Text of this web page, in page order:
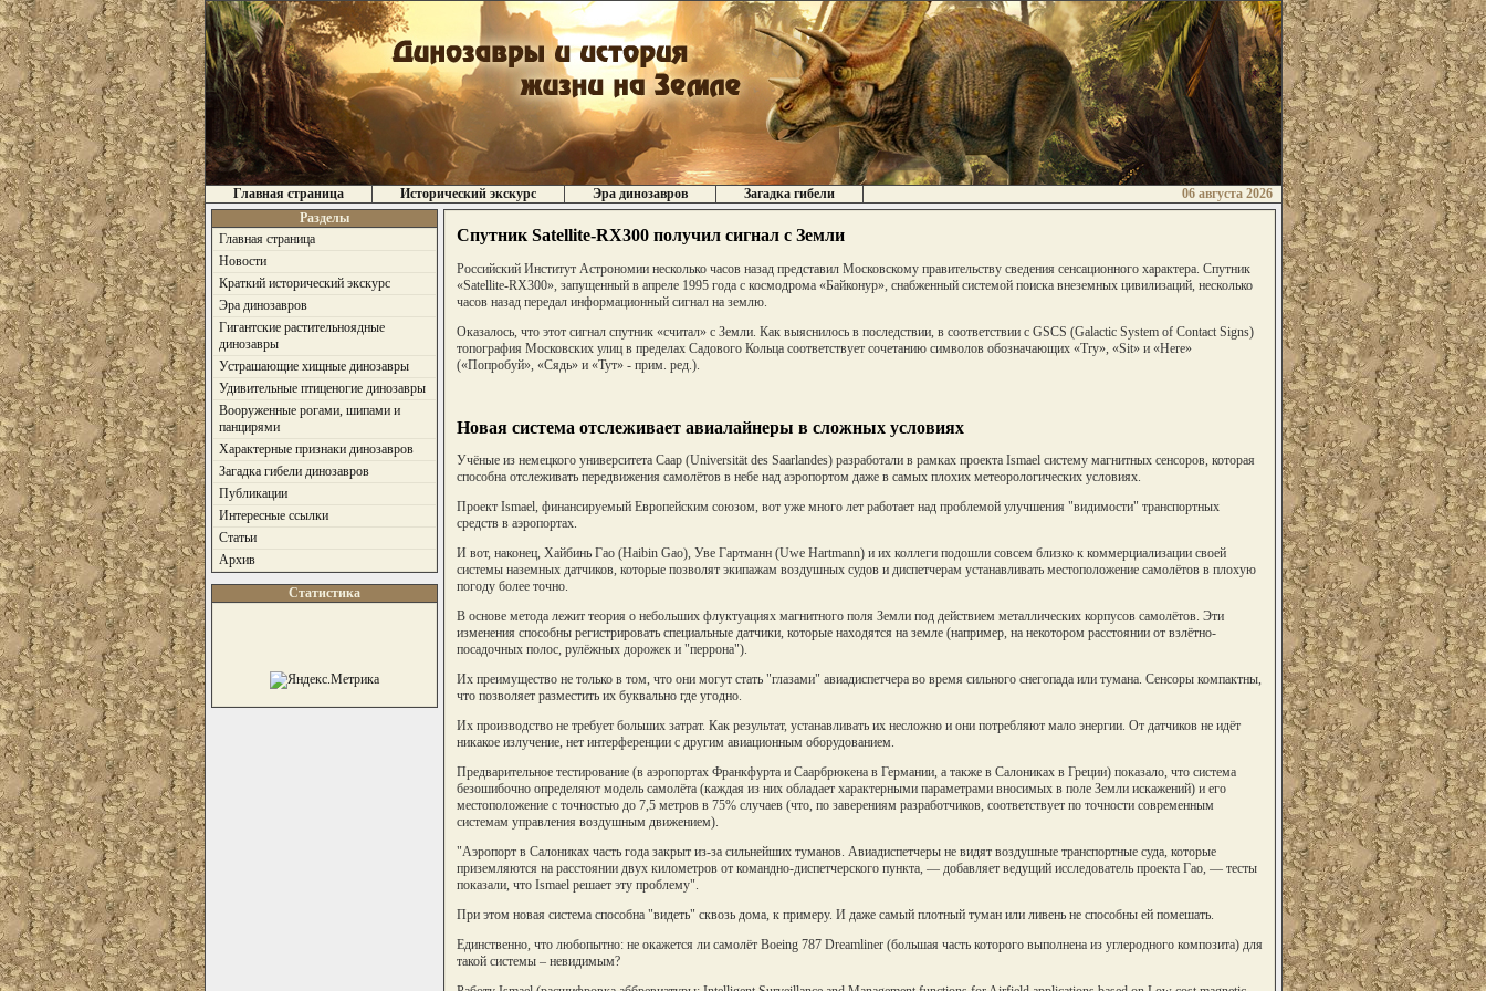
Главная страница Исторический экскурс Эра динозавров Загадка гибели
06 августа 2026
Разделы
Главная страница
Новости
Краткий исторический экскурс
Эра динозавров
Гигантские растительноядные
динозавры
Устрашающие хищные динозавры
Удивительные птиценогие динозавры
Вооруженные рогами, шипами и
панцирями
Характерные признаки динозавров
Загадка гибели динозавров
Публикации
Интересные ссылки
Статьи
Архив
Статистика
Спутник Satellite-RX300 получил сигнал с Земли
Российский Институт Астрономии несколько часов назад представил Московскому правительству сведения сенсационного характера. Спутник
«Satellite-RX300», запущенный в апреле 1995 года с космодрома «Байконур», снабженный системой поиска внеземных цивилизаций, несколько
часов назад передал информационный сигнал на землю.
Оказалось, что этот сигнал спутник «считал» с Земли. Как выяснилось в последствии, в соответствии с GSCS (Galactic System of Contact Signs)
топография Московских улиц в пределах Садового Кольца соответствует сочетанию символов обозначающих «Try», «Sit» и «Here»
(«Попробуй», «Сядь» и «Тут» - прим. ред.).
Новая система отслеживает авиалайнеры в сложных условиях
Учёные из немецкого университета Саар (Universität des Saarlandes) разработали в рамках проекта Ismael систему магнитных сенсоров, которая
способна отслеживать передвижения самолётов в небе над аэропортом даже в самых плохих метеорологических условиях.
Проект Ismael, финансируемый Европейским союзом, вот уже много лет работает над проблемой улучшения "видимости" транспортных
средств в аэропортах.
И вот, наконец, Хайбинь Гао (Haibin Gao), Уве Гартманн (Uwe Hartmann) и их коллеги подошли совсем близко к коммерциализации своей
системы наземных датчиков, которые позволят экипажам воздушных судов и диспетчерам устанавливать местоположение самолётов в плохую
погоду более точно.
В основе метода лежит теория о небольших флуктуациях магнитного поля Земли под действием металлических корпусов самолётов. Эти
изменения способны регистрировать специальные датчики, которые находятся на земле (например, на некотором расстоянии от взлётно-
посадочных полос, рулёжных дорожек и "перрона").
Их преимущество не только в том, что они могут стать "глазами" авиадиспетчера во время сильного снегопада или тумана. Сенсоры компактны,
что позволяет разместить их буквально где угодно.
Их производство не требует больших затрат. Как результат, устанавливать их несложно и они потребляют мало энергии. От датчиков не идёт
никакое излучение, нет интерференции с другим авиационным оборудованием.
Предварительное тестирование (в аэропортах Франкфурта и Саарбрюкена в Германии, а также в Салониках в Греции) показало, что система
безошибочно определяют модель самолёта (каждая из них обладает характерными параметрами вносимых в поле Земли искажений) и его
местоположение с точностью до 7,5 метров в 75% случаев (что, по заверениям разработчиков, соответствует по точности современным
системам управления воздушным движением).
"Аэропорт в Салониках часть года закрыт из-за сильнейших туманов. Авиадиспетчеры не видят воздушные транспортные суда, которые
приземляются на расстоянии двух километров от командно-диспетчерского пункта, — добавляет ведущий исследователь проекта Гао, — тесты
показали, что Ismael решает эту проблему".
При этом новая система способна "видеть" сквозь дома, к примеру. И даже самый плотный туман или ливень не способны ей помешать.
Единственно, что любопытно: не окажется ли самолёт Boeing 787 Dreamliner (большая часть которого выполнена из углеродного композита) для
такой системы – невидимым?